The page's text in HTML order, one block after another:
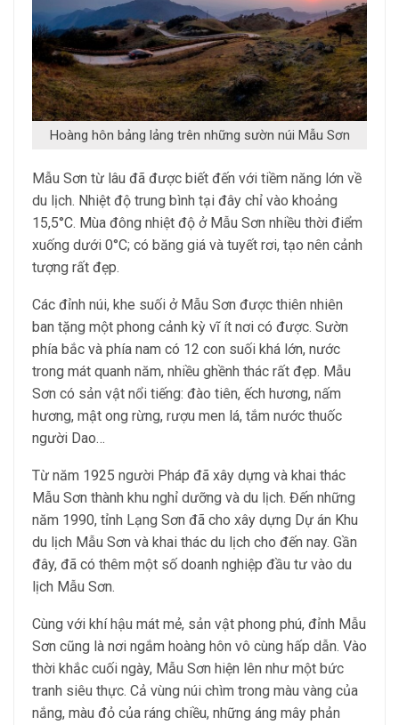
Hoàng hôn bảng lảng trên những sườn núi Mẫu Sơn
Mẫu Sơn từ lâu đã được biết đến với tiềm năng lớn về
du lịch. Nhiệt độ trung bình tại đây chỉ vào khoảng
15,5°C. Mùa đông nhiệt độ ở Mẫu Sơn nhiều thời điểm
xuống dưới 0°C; có băng giá và tuyết rơi, tạo nên cảnh
tượng rất đẹp.
Các đỉnh núi, khe suối ở Mẫu Sơn được thiên nhiên
ban tặng một phong cảnh kỳ vĩ ít nơi có được. Sườn
phía bắc và phía nam có 12 con suối khá lớn, nước
trong mát quanh năm, nhiều ghềnh thác rất đẹp. Mẫu
Sơn có sản vật nổi tiếng: đào tiên, ếch hương, nấm
hương, mật ong rừng, rượu men lá, tắm nước thuốc
người Dao…
Từ năm 1925 người Pháp đã xây dựng và khai thác
Mẫu Sơn thành khu nghỉ dưỡng và du lịch. Đến những
năm 1990, tỉnh Lạng Sơn đã cho xây dựng Dự án Khu
du lịch Mẫu Sơn và khai thác du lịch cho đến nay. Gần
đây, đã có thêm một số doanh nghiệp đầu tư vào du
lịch Mẫu Sơn.
Cùng với khí hậu mát mẻ, sản vật phong phú, đỉnh Mẫu
Sơn cũng là nơi ngắm hoàng hôn vô cùng hấp dẫn. Vào
thời khắc cuối ngày, Mẫu Sơn hiện lên như một bức
tranh siêu thực. Cả vùng núi chìm trong màu vàng của
nắng, màu đỏ của ráng chiều, những áng mây phản